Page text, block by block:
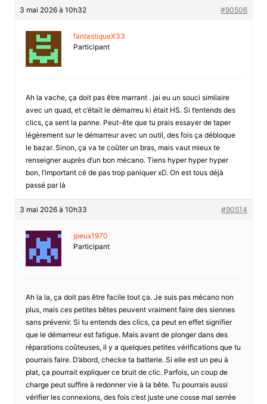
3 mai 2026 à 10h32 #90506
fantastiqueX33
Participant
Ah la vache, ça doit pas être marrant . jai eu un souci similaire
avec un quad, et c’était le démarreu ki était HS. Si t’entends des
clics, ça sent la panne. Peut-ête que tu prais essayer de taper
légèrement sur le démarreur avec un outil, des fois ça débloque
le bazar. Sinon, ça va te coûter un bras, mais vaut mieux te
renseigner auprès d’un bon mécano. Tiens hyper hyper hyper
bon, l’important cé de pas trop paniquer xD. On est tous déjà
passé par là
3 mai 2026 à 10h33 #90514
jpeux1970
Participant
Ah la la, ça doit pas être facile tout ça. Je suis pas mécano non
plus, mais ces petites bêtes peuvent vraiment faire des siennes
sans prévenir. Si tu entends des clics, ça peut en effet signifier
que le démarreur est fatigue. Mais avant de plonger dans des
réparations coûteuses, il y a quelques petites vérifications que tu
pourrais faire. D’abord, checke ta batterie. Si elle est un peu à
plat, ça pourrait expliquer ce bruit de clic. Parfois, un coup de
charge peut suffire à redonner vie à la bête. Tu pourrais aussi
vérifier les connexions, des fois c’est juste une cosse mal serrée